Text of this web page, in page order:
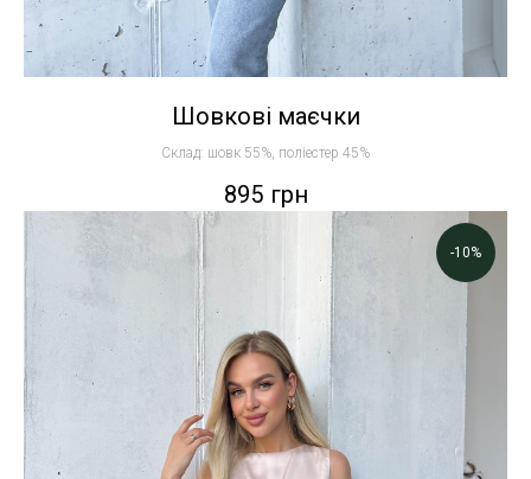
Шовкові маєчки
Склад: шовк 55%, поліестер 45%
895 грн
-10%